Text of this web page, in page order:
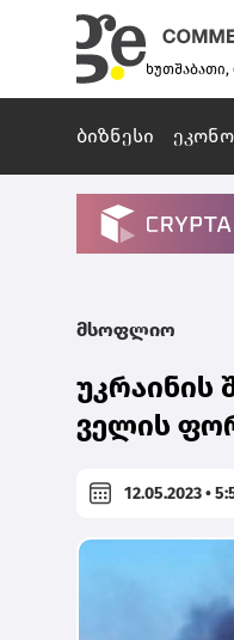
ხუთშაბათი,
ბიზნესი
მსოფლიო
უკრაინის
ველის
12.05.2023 •